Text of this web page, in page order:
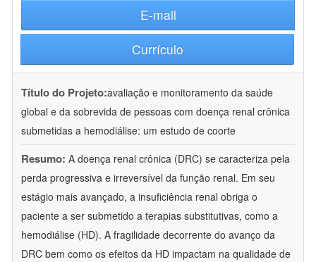
E-mail
Currículo
Título do Projeto:avaliação e monitoramento da saúde
global e da sobrevida de pessoas com doença renal crônica
submetidas a hemodiálise: um estudo de coorte
Resumo: A doença renal crônica (DRC) se caracteriza pela
perda progressiva e irreversível da função renal. Em seu
estágio mais avançado, a insuficiência renal obriga o
paciente a ser submetido a terapias substitutivas, como a
hemodiálise (HD). A fragilidade decorrente do avanço da
DRC bem como os efeitos da HD impactam na qualidade de